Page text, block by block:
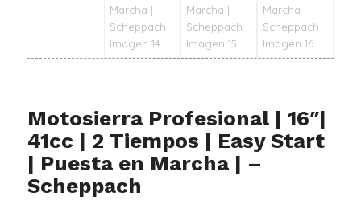
Motosierra Profesional | 16″|
41cc | 2 Tiempos | Easy Start
| Puesta en Marcha | –
Scheppach